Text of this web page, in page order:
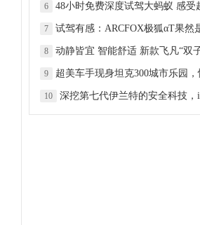
6 48小时免费深度试驾大蚂蚁 感受
7 试驾有感：ARCFOX极狐αT果然
8 动静皆宜 智能舒适 新款飞凡“双
9 超美车手现身坦克300城市乐园
10 深挖第七代伊兰特的安全科技，